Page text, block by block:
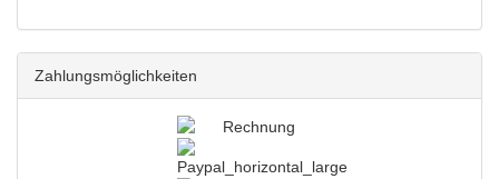
Zahlungsmöglichkeiten